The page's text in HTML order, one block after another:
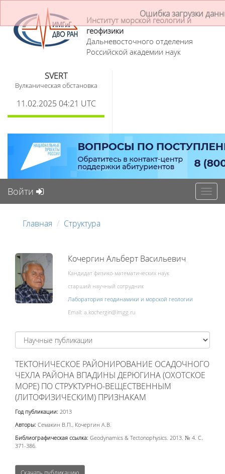
Ошибка загрузки
Институт морской геологии и
геофизики
Дальневосточного отделения
Российской академии наук
SVERT
Вулканическая обстановка
11.02.2025 04:21 UTC
Войти
Главная Структура
Кочергин Альберт Васильевич
Кандидат физико-математических наук
старший научный сотрудник
Лаборатория геодинамики и морской геологии
Email:
ТЕКТОНИЧЕСКОЕ РАЙОНИРОВАНИЕ ОСАДОЧНОГО
ЧЕХЛА РАЙОНА ВПАДИНЫ ДЕРЮГИНА (ОХОТСКОЕ
МОРЕ) ПО СТРУКТУРНО-ВЕЩЕСТВЕННЫМ
(ЛИТОФИЗИЧЕСКИМ) ПРИЗНАКАМ
Год публикации: 2013
Авторы: Семакин В.П., Кочергин А.В.
Библиографическая ссылка: Geodynamics & Tectonophysics. 2013. № 4. С.
371-386.